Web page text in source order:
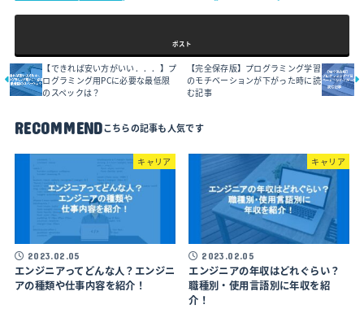
ポスト
【できれば安い方がいい．．．】プ
ログラミング用PCに必要な最低限
のスペックは？
【完全保存版】プログラミング学習
のモチベーションが下がった時に読
む記事
RECOMMEND
キャリア
2023.02.05
エンジニアってどんな人？エンジニ
アの種類や仕事内容を紹介！
キャリア
2023.02.05
エンジニアの年収はどれぐらい？
職種別・使用言語別に年収を紹
介！